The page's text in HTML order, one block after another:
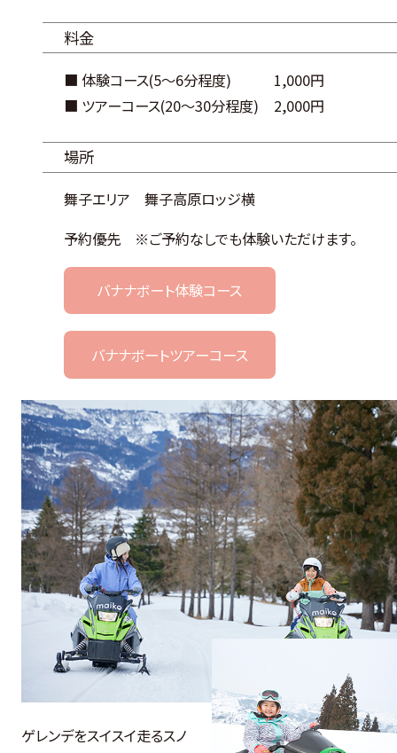
料金
■ 体験コース(5～6分程度)
1,000円
■ ツアーコース(20～30分程度)
2,000円
場所
舞子エリア 舞子高原ロッジ横
予約優先 ※ご予約なしでも体験いただけます。
バナナボート体験コース
バナナボートツアーコース
ゲレンデをスイスイ走るスノ